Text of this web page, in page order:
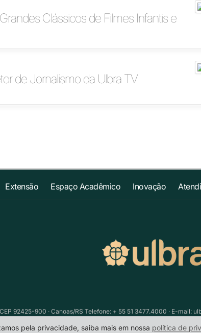
Clássicos de Filmes Infantis e
de Jornalismo da Ulbra TV
Extensão Espaço Acadêmico Inovação
92425-900 · Canoas/RS Telefone: + 55 51 3477.4000 · E-mail:
pela privacidade, saiba mais em nossa política de